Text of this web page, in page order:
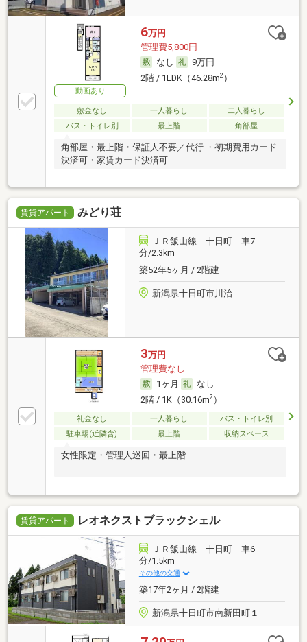
動画あり
6万円
管理費5,800円
なし
9万円
2階 / 1LDK（46.28m2）
敷金なし 一人暮らし
二人暮らし
バス・トイレ別
最上階 角部屋
角部屋・最上階・保証人不要／代行 ・初期費用カード
決済可・家賃カード決済可
賃貸アパート みどり荘
ＪＲ飯山線 十日町 車7
分/2.3km
築52年5ヶ月 / 2階建
新潟県十日町市川治
3万円
管理費なし
1ヶ月
なし
2階 / 1K（30.16m2）
礼金なし 一人暮らし
バス・トイレ別
駐車場(近隣含)
最上階 収納スペース
女性限定・管理人巡回・最上階
賃貸アパート レオネクストブラックシェル
ＪＲ飯山線 十日町 車6
分/1.5km
その他の交通
築17年2ヶ月 / 2階建
新潟県十日町市南新田町１